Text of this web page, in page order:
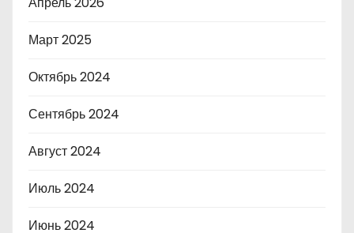
Март 2025
Октябрь 2024
Сентябрь 2024
Август 2024
Июль 2024
Июнь 2024